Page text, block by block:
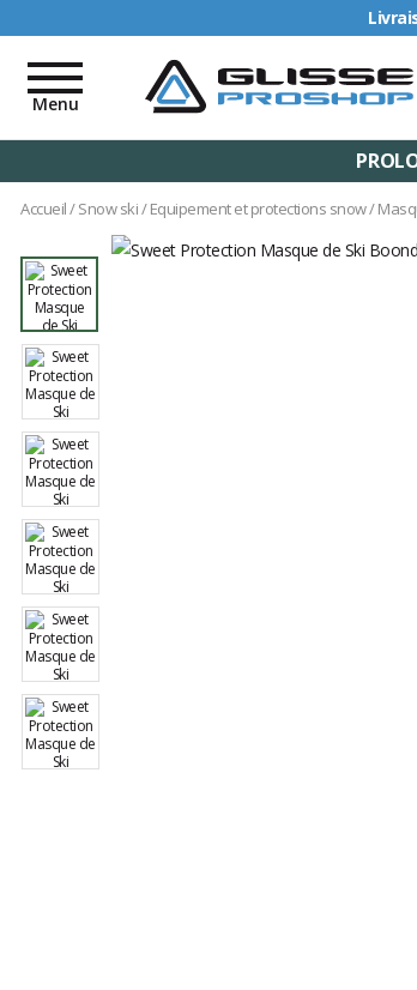
Toggle
navigation
Menu
Accueil/Snow ski/Equipement et protections snow/